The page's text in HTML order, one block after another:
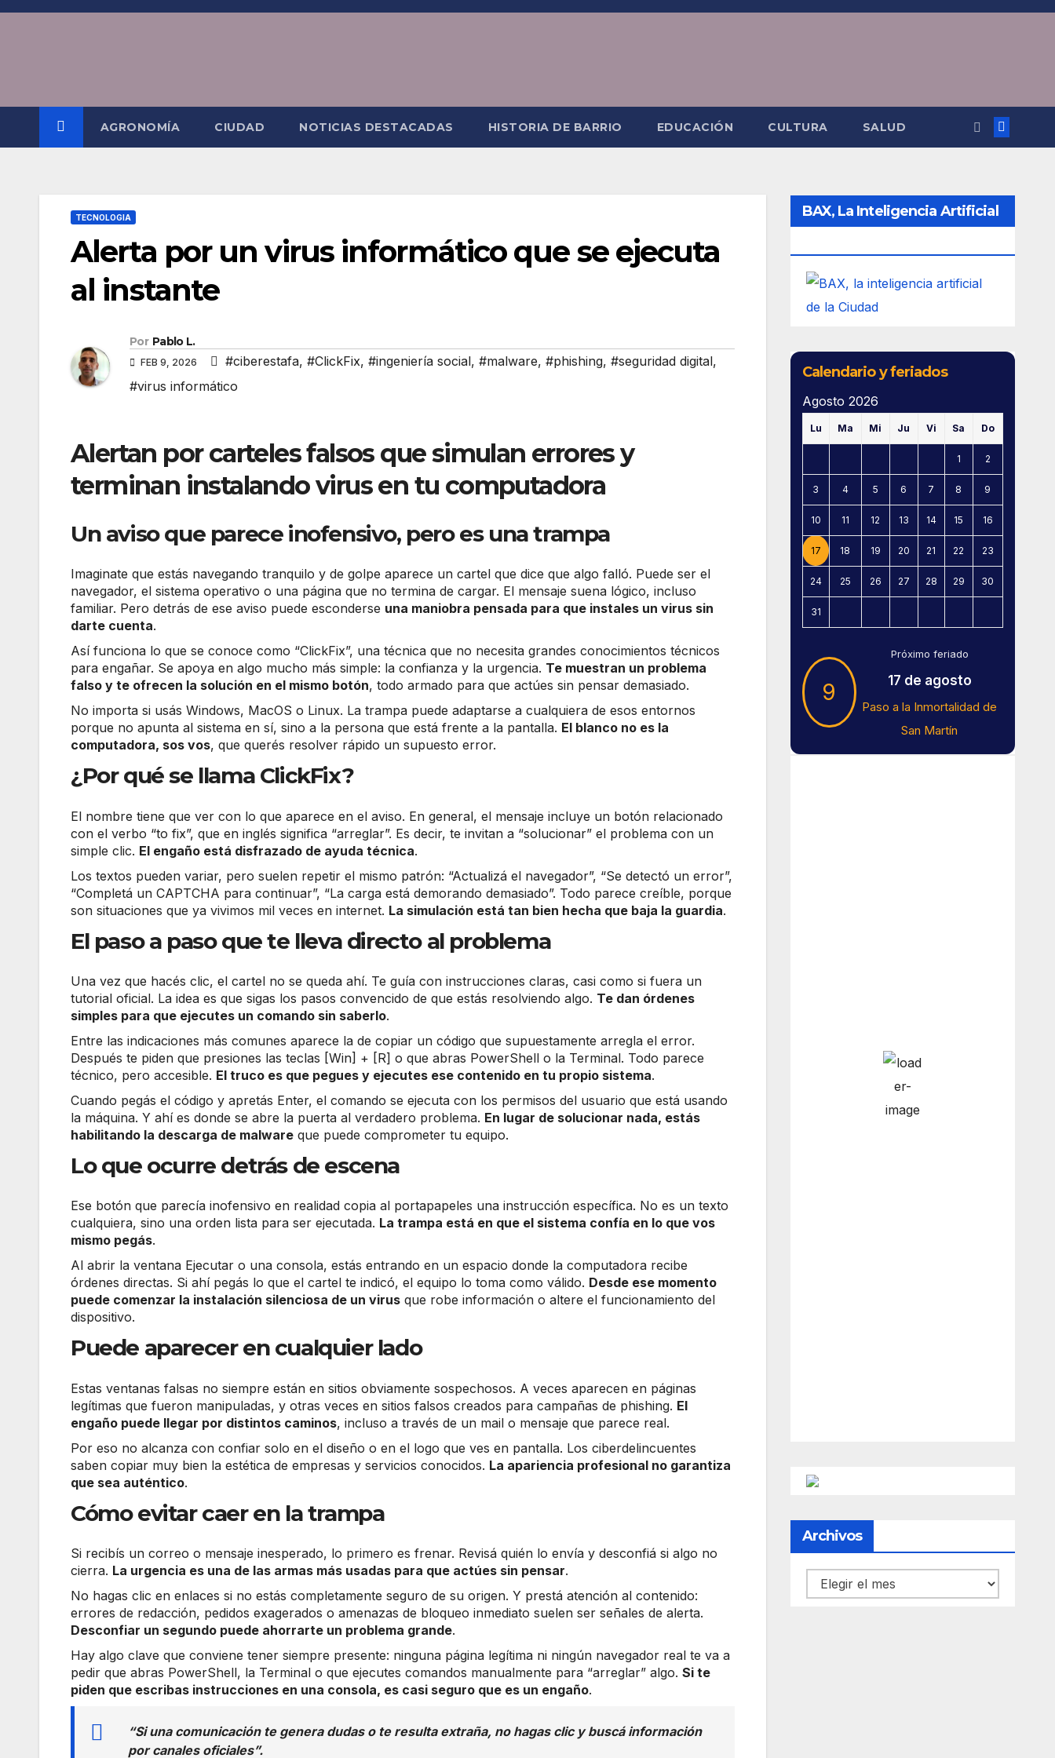
Saltar
AGRONOMÍA CIUDAD NOTICIAS DESTACADAS HISTORIA DE BARRIO EDUCACIÓN CULTURA SALUD
TECNOLOGIA
Alerta por un virus informático que se ejecuta
al instante
Por Pablo L.
FEB 9, 2026 #ciberestafa, #ClickFix, #ingeniería social, #malware, #phishing, #seguridad digital,
#virus informático
Alertan por carteles falsos que simulan errores y
terminan instalando virus en tu computadora
Un aviso que parece inofensivo, pero es una trampa
Imaginate que estás navegando tranquilo y de golpe aparece un cartel que dice que algo falló. Puede ser el
navegador, el sistema operativo o una página que no termina de cargar. El mensaje suena lógico, incluso
familiar. Pero detrás de ese aviso puede esconderse una maniobra pensada para que instales un virus sin
darte cuenta.
Así funciona lo que se conoce como “ClickFix”, una técnica que no necesita grandes conocimientos técnicos
para engañar. Se apoya en algo mucho más simple: la confianza y la urgencia. Te muestran un problema
falso y te ofrecen la solución en el mismo botón, todo armado para que actúes sin pensar demasiado.
No importa si usás Windows, MacOS o Linux. La trampa puede adaptarse a cualquiera de esos entornos
porque no apunta al sistema en sí, sino a la persona que está frente a la pantalla. El blanco no es la
computadora, sos vos, que querés resolver rápido un supuesto error.
¿Por qué se llama ClickFix?
El nombre tiene que ver con lo que aparece en el aviso. En general, el mensaje incluye un botón relacionado
con el verbo “to fix”, que en inglés significa “arreglar”. Es decir, te invitan a “solucionar” el problema con un
simple clic. El engaño está disfrazado de ayuda técnica.
Los textos pueden variar, pero suelen repetir el mismo patrón: “Actualizá el navegador”, “Se detectó un error”,
“Completá un CAPTCHA para continuar”, “La carga está demorando demasiado”. Todo parece creíble, porque
son situaciones que ya vivimos mil veces en internet. La simulación está tan bien hecha que baja la guardia.
El paso a paso que te lleva directo al problema
Una vez que hacés clic, el cartel no se queda ahí. Te guía con instrucciones claras, casi como si fuera un
tutorial oficial. La idea es que sigas los pasos convencido de que estás resolviendo algo. Te dan órdenes
simples para que ejecutes un comando sin saberlo.
Entre las indicaciones más comunes aparece la de copiar un código que supuestamente arregla el error.
Después te piden que presiones las teclas [Win] + [R] o que abras PowerShell o la Terminal. Todo parece
técnico, pero accesible. El truco es que pegues y ejecutes ese contenido en tu propio sistema.
Cuando pegás el código y apretás Enter, el comando se ejecuta con los permisos del usuario que está usando
la máquina. Y ahí es donde se abre la puerta al verdadero problema. En lugar de solucionar nada, estás
habilitando la descarga de malware que puede comprometer tu equipo.
Lo que ocurre detrás de escena
Ese botón que parecía inofensivo en realidad copia al portapapeles una instrucción específica. No es un texto
cualquiera, sino una orden lista para ser ejecutada. La trampa está en que el sistema confía en lo que vos
mismo pegás.
Al abrir la ventana Ejecutar o una consola, estás entrando en un espacio donde la computadora recibe
órdenes directas. Si ahí pegás lo que el cartel te indicó, el equipo lo toma como válido. Desde ese momento
puede comenzar la instalación silenciosa de un virus que robe información o altere el funcionamiento del
dispositivo.
Puede aparecer en cualquier lado
Estas ventanas falsas no siempre están en sitios obviamente sospechosos. A veces aparecen en páginas
legítimas que fueron manipuladas, y otras veces en sitios falsos creados para campañas de phishing. El
engaño puede llegar por distintos caminos, incluso a través de un mail o mensaje que parece real.
Por eso no alcanza con confiar solo en el diseño o en el logo que ves en pantalla. Los ciberdelincuentes
saben copiar muy bien la estética de empresas y servicios conocidos. La apariencia profesional no garantiza
que sea auténtico.
Cómo evitar caer en la trampa
Si recibís un correo o mensaje inesperado, lo primero es frenar. Revisá quién lo envía y desconfiá si algo no
cierra. La urgencia es una de las armas más usadas para que actúes sin pensar.
No hagas clic en enlaces si no estás completamente seguro de su origen. Y prestá atención al contenido:
errores de redacción, pedidos exagerados o amenazas de bloqueo inmediato suelen ser señales de alerta.
Desconfiar un segundo puede ahorrarte un problema grande.
Hay algo clave que conviene tener siempre presente: ninguna página legítima ni ningún navegador real te va a
pedir que abras PowerShell, la Terminal o que ejecutes comandos manualmente para “arreglar” algo. Si te
piden que escribas instrucciones en una consola, es casi seguro que es un engaño.
“Si una comunicación te genera dudas o te resulta extraña, no hagas clic y buscá información
por canales oficiales”.
BAX, La Inteligencia Artificial
Calendario y feriados
Agosto 2026
Lu Ma Mi Ju Vi Sa Do
1 2
3 4 5 6 7 8 9
10 11 12 13 14 15 16
17 18 19 20 21 22 23
24 25 26 27 28 29 30
31
9
Próximo feriado
17 de agosto
Paso a la Inmortalidad de
San Martín
Archivos
Archivos